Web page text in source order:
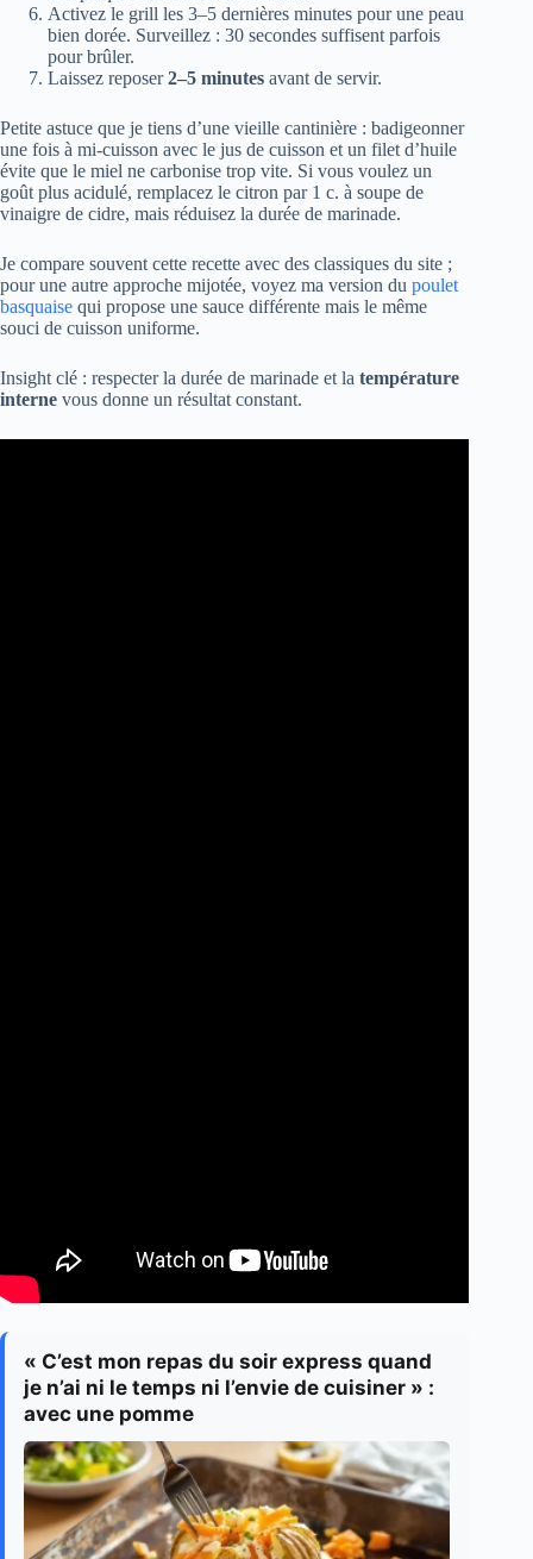
Activez le grill les 3–5 dernières minutes pour une peau
bien dorée. Surveillez : 30 secondes suffisent parfois
pour brûler.
Laissez reposer2–5 minutes avant de servir.
Petite astuce que je tiens d’une vieille cantinière : badigeonner
une fois à mi-cuisson avec le jus de cuisson et un filet d’huile
évite que le miel ne carbonise trop vite. Si vous voulez un
goût plus acidulé, remplacez le citron par 1 c. à soupe de
vinaigre de cidre, mais réduisez la durée de marinade.
Je compare souvent cette recette avec des classiques du site ;
pour une autre approche mijotée, voyez ma version du poulet
basquaise qui propose une sauce différente mais le même
souci de cuisson uniforme.
Insight clé : respecter la durée de marinade et la température
interne vous donne un résultat constant.
« C’est mon repas du soir express quand
je n’ai ni le temps ni l’envie de cuisiner » :
avec une pomme